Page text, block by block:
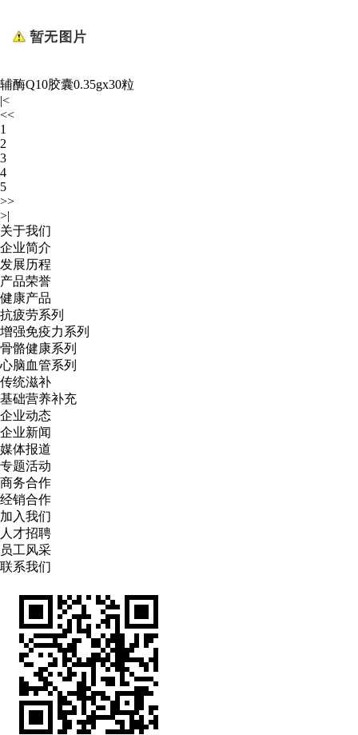
辅酶Q10胶囊0.35gx30粒
|<
<<
1
2
3
4
5
>>
>|
关于我们
企业简介
发展历程
产品荣誉
健康产品
抗疲劳系列
增强免疫力系列
骨骼健康系列
心脑血管系列
传统滋补
基础营养补充
企业动态
企业新闻
媒体报道
专题活动
商务合作
经销合作
加入我们
人才招聘
员工风采
联系我们